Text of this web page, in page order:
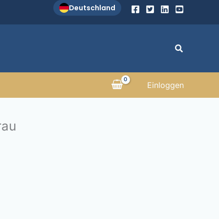
Deutschland
Suchen
Einloggen